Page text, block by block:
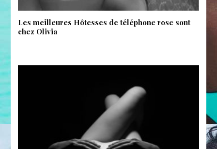
Les meilleures Hôtesses de téléphone rose sont
chez Olivia